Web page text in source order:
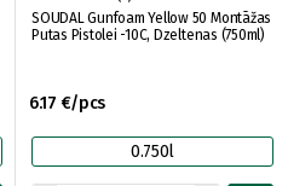
SOUDAL Gunfoam Yellow 50 Montāžas
Putas Pistolei -10C, Dzeltenas (750ml)
6.17 €/pcs
0.750l